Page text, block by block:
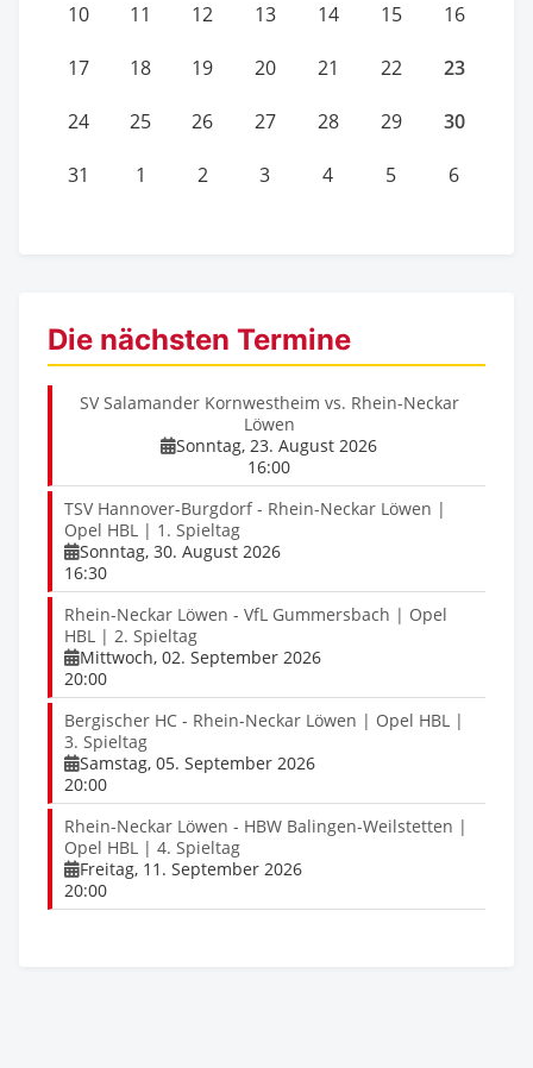
10 11 12 13 14 15 16
17 18 19 20 21 22 23
24 25 26 27 28 29 30
31 1 2 3 4 5 6
Die nächsten Termine
SV Salamander Kornwestheim vs. Rhein-Neckar
Löwen
Sonntag, 23. August 2026
16:00
TSV Hannover-Burgdorf - Rhein-Neckar Löwen |
Opel HBL | 1. Spieltag
Sonntag, 30. August 2026
16:30
Rhein-Neckar Löwen - VfL Gummersbach | Opel
HBL | 2. Spieltag
Mittwoch, 02. September 2026
20:00
Bergischer HC - Rhein-Neckar Löwen | Opel HBL |
3. Spieltag
Samstag, 05. September 2026
20:00
Rhein-Neckar Löwen - HBW Balingen-Weilstetten |
Opel HBL | 4. Spieltag
Freitag, 11. September 2026
20:00